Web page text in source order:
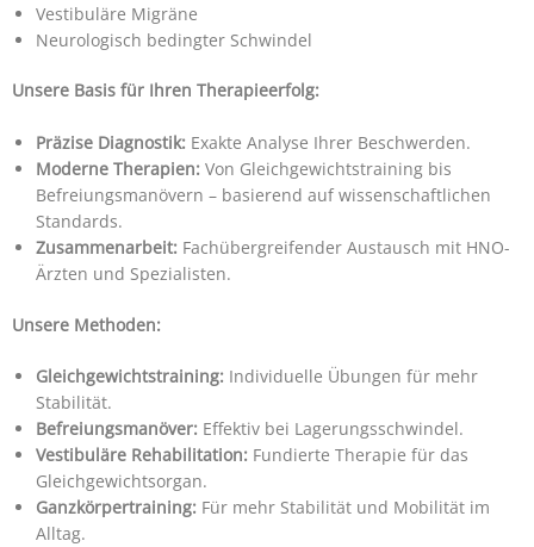
Vestibuläre Migräne
Neurologisch bedingter Schwindel
Unsere Basis für Ihren Therapieerfolg:
Präzise Diagnostik: Exakte Analyse Ihrer Beschwerden.
Moderne Therapien: Von Gleichgewichtstraining bis
Befreiungsmanövern – basierend auf wissenschaftlichen
Standards.
Zusammenarbeit: Fachübergreifender Austausch mit HNO-
Ärzten und Spezialisten.
Unsere Methoden:
Gleichgewichtstraining: Individuelle Übungen für mehr
Stabilität.
Befreiungsmanöver: Effektiv bei Lagerungsschwindel.
Vestibuläre Rehabilitation: Fundierte Therapie für das
Gleichgewichtsorgan.
Ganzkörpertraining: Für mehr Stabilität und Mobilität im
Alltag.